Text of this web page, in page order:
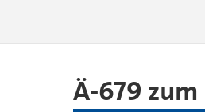
Ä-679 zum